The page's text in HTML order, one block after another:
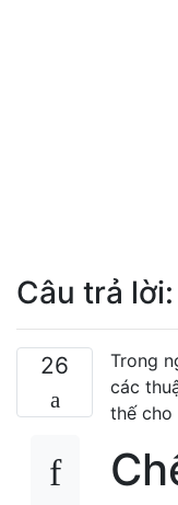
Câu trả lời:
26
Trong
các
thế cho